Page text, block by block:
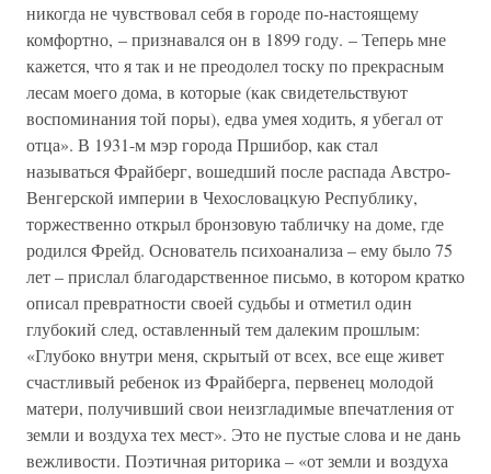
никогда не чувствовал себя в городе по-настоящему
комфортно, – признавался он в 1899 году. – Теперь мне
кажется, что я так и не преодолел тоску по прекрасным
лесам моего дома, в которые (как свидетельствуют
воспоминания той поры), едва умея ходить, я убегал от
отца». В 1931-м мэр города Пршибор, как стал
называться Фрайберг, вошедший после распада Австро-
Венгерской империи в Чехословацкую Республику,
торжественно открыл бронзовую табличку на доме, где
родился Фрейд. Основатель психоанализа – ему было 75
лет – прислал благодарственное письмо, в котором кратко
описал превратности своей судьбы и отметил один
глубокий след, оставленный тем далеким прошлым:
«Глубоко внутри меня, скрытый от всех, все еще живет
счастливый ребенок из Фрайберга, первенец молодой
матери, получивший свои неизгладимые впечатления от
земли и воздуха тех мест». Это не пустые слова и не дань
вежливости. Поэтичная риторика – «от земли и воздуха